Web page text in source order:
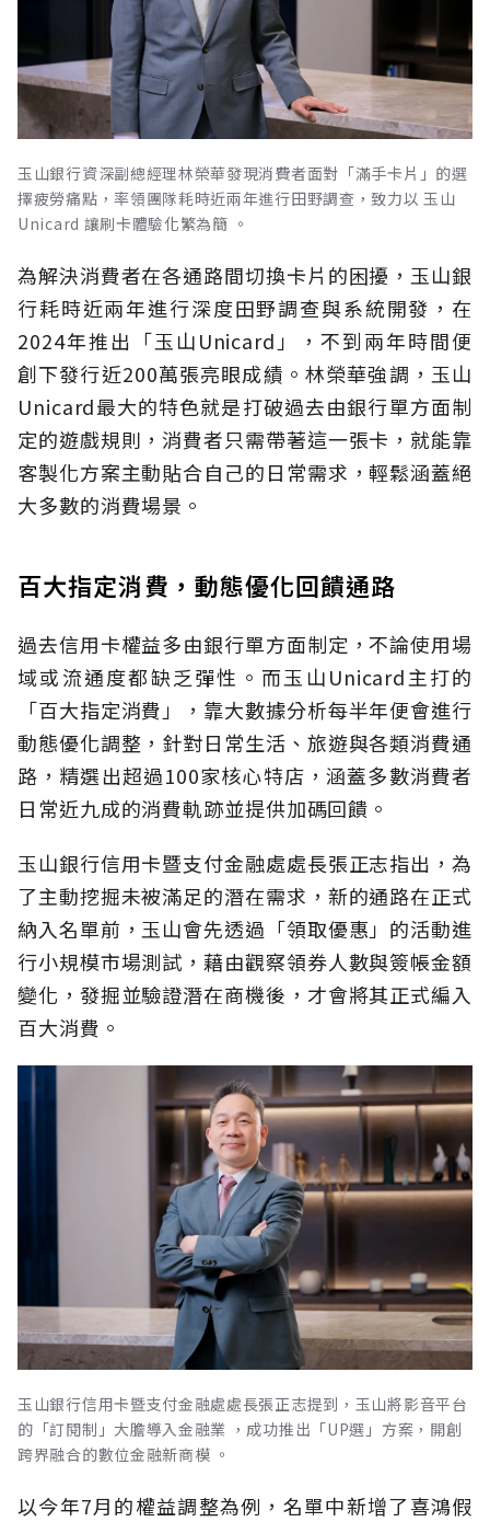
玉山銀行資深副總經理林榮華發現消費者面對「滿手卡片」的選
擇疲勞痛點，率領團隊耗時近兩年進行田野調查，致力以 玉山
Unicard 讓刷卡體驗化繁為簡 。
為解決消費者在各通路間切換卡片的困擾，玉山銀
行耗時近兩年進行深度田野調查與系統開發，在
2024年推出「玉山Unicard」，不到兩年時間便
創下發行近200萬張亮眼成績。林榮華強調，玉山
Unicard最大的特色就是打破過去由銀行單方面制
定的遊戲規則，消費者只需帶著這一張卡，就能靠
客製化方案主動貼合自己的日常需求，輕鬆涵蓋絕
大多數的消費場景。
百大指定消費，動態優化回饋通路
過去信用卡權益多由銀行單方面制定，不論使用場
域或流通度都缺乏彈性。而玉山Unicard主打的
「百大指定消費」，靠大數據分析每半年便會進行
動態優化調整，針對日常生活、旅遊與各類消費通
路，精選出超過100家核心特店，涵蓋多數消費者
日常近九成的消費軌跡並提供加碼回饋。
玉山銀行信用卡暨支付金融處處長張正志指出，為
了主動挖掘未被滿足的潛在需求，新的通路在正式
納入名單前，玉山會先透過「領取優惠」的活動進
行小規模市場測試，藉由觀察領券人數與簽帳金額
變化，發掘並驗證潛在商機後，才會將其正式編入
百大消費。
玉山銀行信用卡暨支付金融處處長張正志提到，玉山將影音平台
的「訂閱制」大膽導入金融業 ，成功推出「UP選」方案，開創
跨界融合的數位金融新商模 。
以今年7月的權益調整為例，名單中新增了喜鴻假